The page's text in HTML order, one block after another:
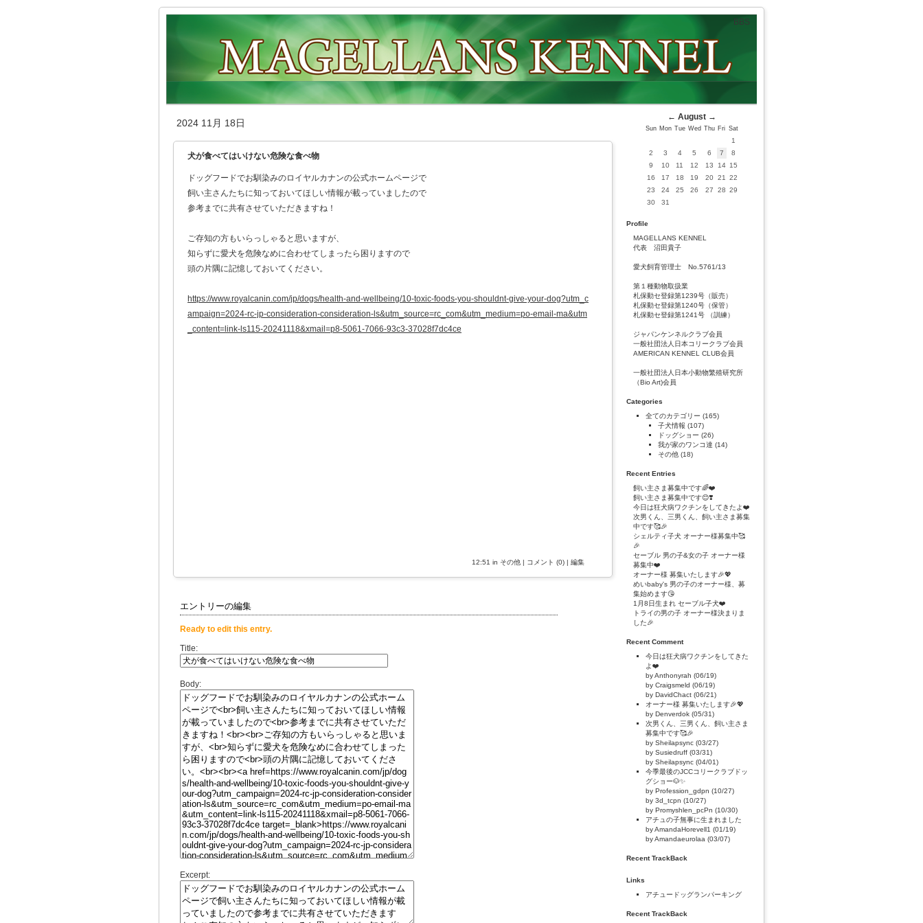
BBS
2024 11月 18日
犬が食べてはいけない危険な食べ物
ドッグフードでお馴染みのロイヤルカナンの公式ホームページで
飼い主さんたちに知っておいてほしい情報が載っていましたので
参考までに共有させていただきますね！
ご存知の方もいらっしゃると思いますが、
知らずに愛犬を危険なめに合わせてしまったら困りますので
頭の片隅に記憶しておいてください。
https://www.royalcanin.com/jp/dogs/health-and-wellbeing/10-toxic-foods-you-shouldnt-give-your-dog?utm_c
ampaign=2024-rc-jp-consideration-consideration-ls&utm_source=rc_com&utm_medium=po-email-ma&utm
_content=link-ls115-20241118&xmail=p8-5061-7066-93c3-37028f7dc4ce
12:51 in その他 | コメント (0) | 編集
エントリーの編集
Ready to edit this entry.
Title:
Body:
Excerpt:
← August→
Sun Mon Tue Wed Thu Fri Sat
1
2
3 4 5 6 7
8
9
10 11 12 13 14 15
16
17 18 19 20 21
22
23
24 25 26 27 28 29
30
31
Profile
MAGELLANS KENNEL
代表 沼田貴子
愛犬飼育管理士 No.5761/13
第１種動物取扱業
札保動セ登録第1239号（販売）
札保動セ登録第1240号（保管）
札保動セ登録第1241号 （訓練）
ジャパンケンネルクラブ会員
一般社団法人日本コリークラブ会員
AMERICAN KENNEL CLUB会員
一般社団法人日本小動物繁殖研究所
（Bio Art)会員
Categories
全てのカテゴリー (165)
子犬情報 (107)
ドッグショー (26)
我が家のワンコ達 (14)
その他 (18)
Recent Entries
飼い主さま募集中です🌈❤️
飼い主さま募集中です😊❣️
今日は狂犬病ワクチンをしてきたよ❤️
次男くん、三男くん、飼い主さま募集
中です🥰🎉
シェルティ子犬 オーナー様募集中🥰
🎉
セーブル 男の子&女の子 オーナー様
募集中❤️
オーナー様 募集いたします🎉💖
めいbaby's 男の子のオーナー様、募
集始めます😘
1月8日生まれ セーブル子犬❤️
トライの男の子 オーナー様決まりま
した🎉
Recent Comment
今日は狂犬病ワクチンをしてきた
よ❤️
by Anthonyrah (06/19)
by Craigsmeld (06/19)
by DavidChact (06/21)
オーナー様 募集いたします🎉💖
by Denverdok (05/31)
次男くん、三男くん、飼い主さま
募集中です🥰🎉
by Sheilapsync (03/27)
by Susiedruff (03/31)
by Sheilapsync (04/01)
今季最後のJCCコリークラブドッ
グショー🐶✨
by Profession_gdpn (10/27)
by 3d_tcpn (10/27)
by Promyshlen_pcPn (10/30)
アチュの子無事に生まれました
by AmandaHorevell1 (01/19)
by Amandaeurolaa (03/07)
Recent TrackBack
Links
アチュードッグランパーキング
Recent TrackBack